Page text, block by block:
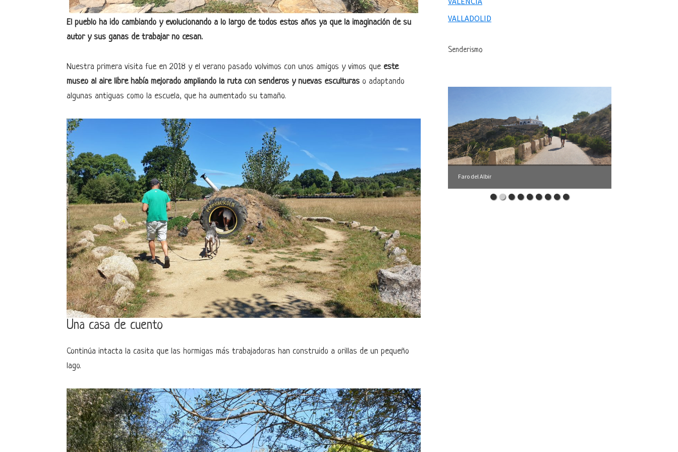
El pueblo ha ido cambiando y evolucionando a lo largo de todos estos años ya que la imaginación de su
autor y sus ganas de trabajar no cesan.
Nuestra primera visita fue en 2018 y el verano pasado volvimos con unos amigos y vimos queeste
museo al aire libre había mejorado ampliando la ruta con senderos y nuevas esculturas o adaptando
algunas antiguas como la escuela, que ha aumentado su tamaño.
Una casa de cuento
Continúa intacta la casita que las hormigas más trabajadoras han construido a orillas de un pequeño
lago.
VALLADOLID
Senderismo
Faro del Albir